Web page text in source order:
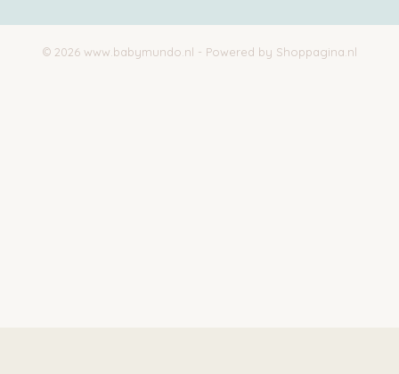
© 2026 www.babymundo.nl - Powered by Shoppagina.nl